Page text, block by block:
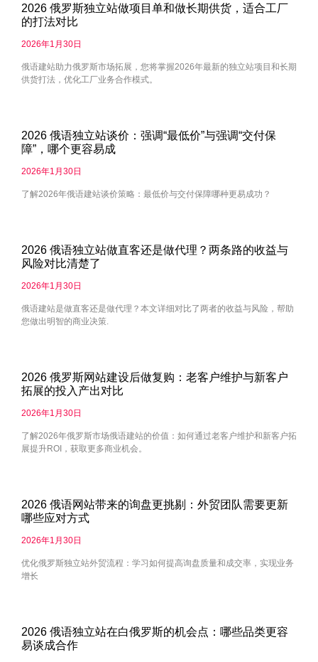
2026 俄罗斯独立站做项目单和做长期供货，适合工厂
的打法对比
2026年1月30日
俄语建站助力俄罗斯市场拓展，您将掌握2026年最新的独立站项目和长期
供货打法，优化工厂业务合作模式。
2026 俄语独立站谈价：强调“最低价”与强调“交付保
障”，哪个更容易成
2026年1月30日
了解2026年俄语建站谈价策略：最低价与交付保障哪种更易成功？
2026 俄语独立站做直客还是做代理？两条路的收益与
风险对比清楚了
2026年1月30日
俄语建站是做直客还是做代理？本文详细对比了两者的收益与风险，帮助
您做出明智的商业决策.
2026 俄罗斯网站建设后做复购：老客户维护与新客户
拓展的投入产出对比
2026年1月30日
了解2026年俄罗斯市场俄语建站的价值：如何通过老客户维护和新客户拓
展提升ROI，获取更多商业机会。
2026 俄语网站带来的询盘更挑剔：外贸团队需要更新
哪些应对方式
2026年1月30日
优化俄罗斯独立站外贸流程：学习如何提高询盘质量和成交率，实现业务
增长
2026 俄语独立站在白俄罗斯的机会点：哪些品类更容
易谈成合作